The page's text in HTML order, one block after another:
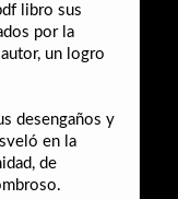
libro sus
por la
un logro
desengaños y
en la
de